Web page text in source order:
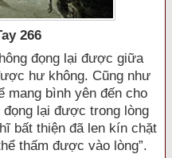
266
đọng lại được giữa
hư không. Cũng như
mang bình yên đến cho
lại được trong lòng
bất thiện đã len kín chặt
thấm được vào lòng”.